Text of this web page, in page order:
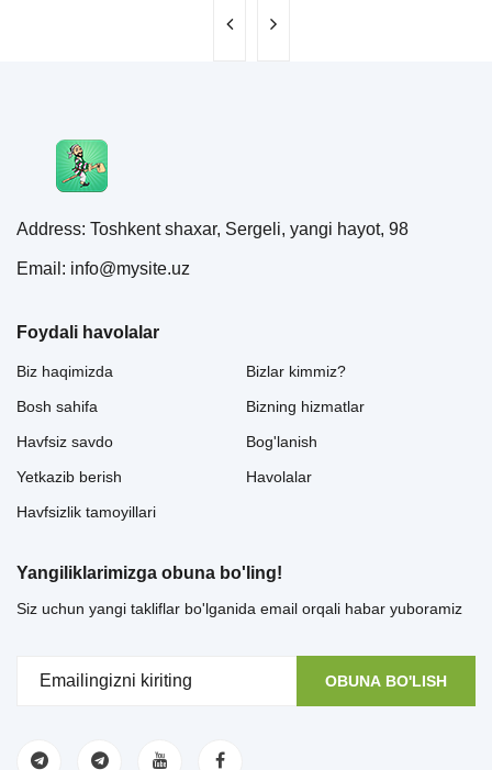
Address: Toshkent shaxar, Sergeli, yangi hayot, 98
Email: info@mysite.uz
Foydali havolalar
Biz haqimizda
Bosh sahifa
Havfsiz savdo
Yetkazib berish
Havfsizlik tamoyillari
Bizlar kimmiz?
Bizning hizmatlar
Bog'lanish
Havolalar
Yangiliklarimizga obuna bo'ling!
Siz uchun yangi takliflar bo'lganida email orqali habar yuboramiz
OBUNA BO'LISH